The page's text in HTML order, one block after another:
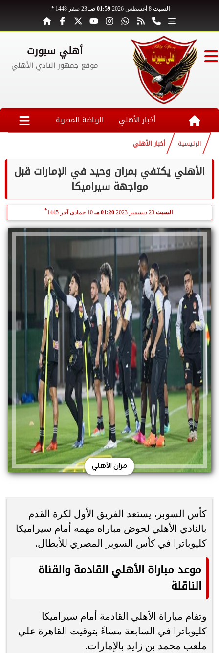
السبت 8 أغسطس 2026 01:59 صـ 23 صفر 1448 هـ
أهلي سبورت
موقع جمهور النادي الأهلي
أخبار الأهلي الرياضة المصرية
الرئيسية أخبار الأهلي
الأهلي يكتفي بمران وحيد في الإمارات قبل
مواجهة سيراميكا
السبت 23 ديسمبر 2023 01:20 مـ 10 جمادى آخر 1445
هـ
مران الأهلي
كأس السوبر، يستعد الفريق الأول لكرة القدم
بالنادي الأهلي لخوض مباراة مهمة أمام سيراميكا
كليوباترا في كأس السوبر المصري للأبطال.
موعد مباراة الأهلي القادمة والقناة
الناقلة
وتقام مباراة الأهلي القادمة أمام سيراميكا
كليوباترا في السابعة مساءً بتوقيت القاهرة علي
ملعب محمد بن زايد بالإمارات.